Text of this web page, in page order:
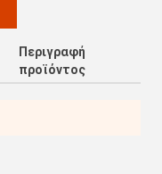
Περιγραφή
προϊόντος